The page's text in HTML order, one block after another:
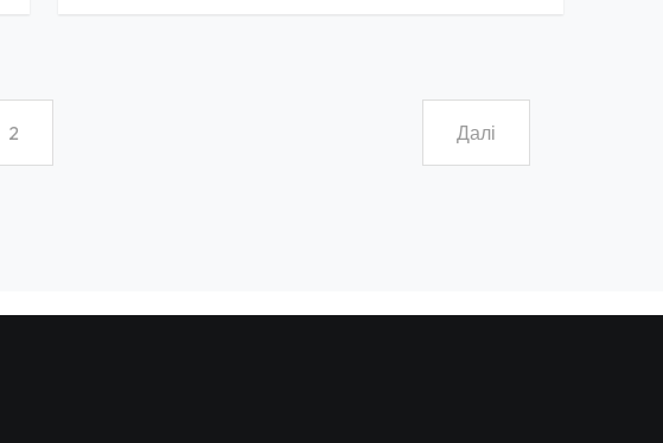
2 Далі